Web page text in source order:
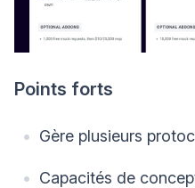
Points forts
Gère plusieurs
Capacités de